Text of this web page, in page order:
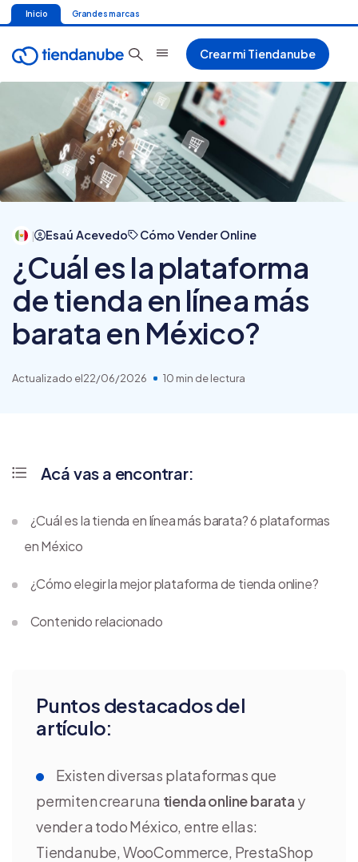
Inicio Grandes marcas
Crear mi Tiendanube
| Esaú Acevedo Cómo Vender Online
¿Cuál es la plataforma
de tienda en línea más
barata en México?
Actualizado el22/06/2026 10 min de lectura
Puntos destacados del
artículo:
Existen diversas plataformas que
permiten crear una tienda online barata y
vender a todo México, entre ellas:
Tiendanube, WooCommerce, PrestaShop
Acá vas a encontrar:
¿Cuál es la tienda en línea más barata? 6 plataformas
en México
¿Cómo elegir la mejor plataforma de tienda online?
Contenido relacionado